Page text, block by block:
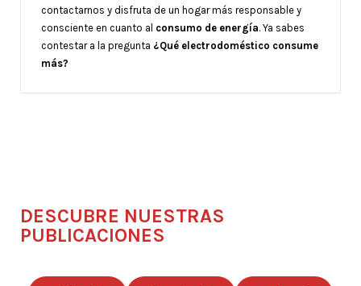
contactarnos y disfruta de un hogar más responsable y
consciente en cuanto al consumo de energía. Ya sabes
contestar a la pregunta ¿Qué electrodoméstico consume
más?
DESCUBRE NUESTRAS
PUBLICACIONES